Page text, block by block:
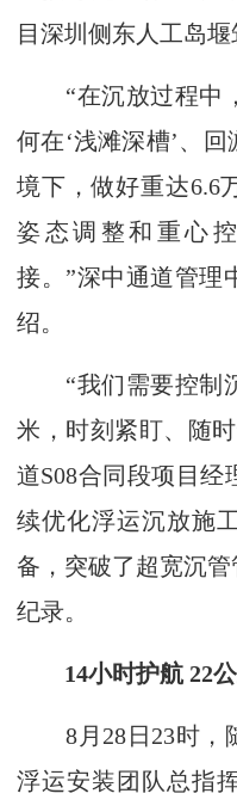
目深圳侧东人工岛堰
“在沉放过程中，
何在‘浅滩深槽’、
境下，做好重达6.6
姿态调整和重心
接。”深中通道管理
绍。
“我们需要控制沉
米，时刻紧盯、随
道S08合同段项目
续优化浮运沉放施
备，突破了超宽沉
纪录。
14小时护航 22
8月28日23时，
浮运安装团队总指